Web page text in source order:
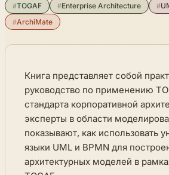
#TOGAF #Enterprise Architecture #
#ArchiMate
Книга представляет собой
руководство по применению
стандарта корпоративной
эксперты в области
показывают, как использовать
языки UML и BPMN для
архитектурных моделей в